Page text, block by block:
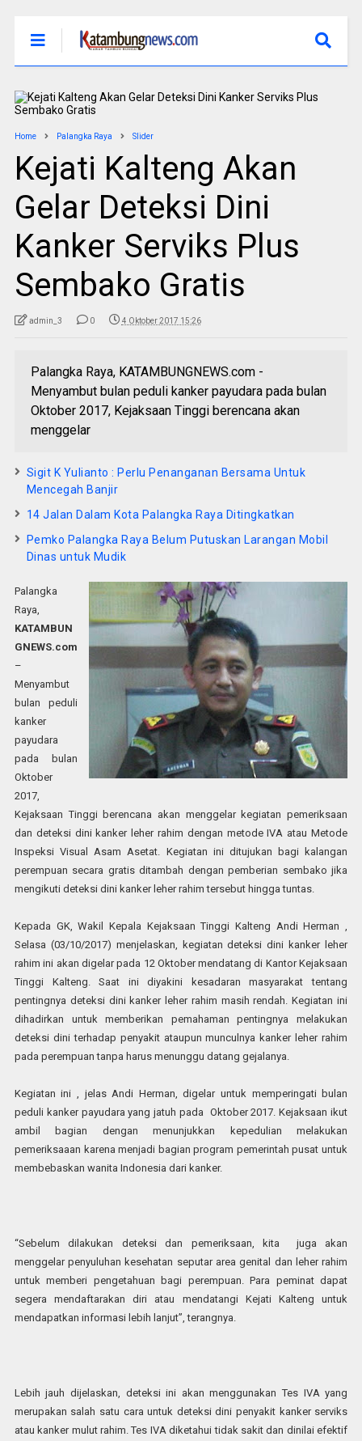
Home Palangka Raya Slider
Kejati Kalteng Akan
Gelar Deteksi Dini
Kanker Serviks Plus
Sembako Gratis
admin_3 0 4 Oktober 2017 15:26
Palangka Raya, KATAMBUNGNEWS.com -
Menyambut bulan peduli kanker payudara pada bulan
Oktober 2017, Kejaksaan Tinggi berencana akan
menggelar
Sigit K Yulianto : Perlu Penanganan Bersama Untuk
Mencegah Banjir
14 Jalan Dalam Kota Palangka Raya Ditingkatkan
Pemko Palangka Raya Belum Putuskan Larangan Mobil
Dinas untuk Mudik
Palangka
Raya,
KATAMBUN
GNEWS.com
–
Menyambut
bulan peduli
kanker
payudara
pada bulan
Oktober
2017,
Kejaksaan Tinggi berencana akan menggelar kegiatan pemeriksaan
dan deteksi dini kanker leher rahim dengan metode IVA atau Metode
Inspeksi Visual Asam Asetat. Kegiatan ini ditujukan bagi kalangan
perempuan secara gratis ditambah dengan pemberian sembako jika
mengikuti deteksi dini kanker leher rahim tersebut hingga tuntas.
Kepada GK, Wakil Kepala Kejaksaan Tinggi Kalteng Andi Herman ,
Selasa (03/10/2017) menjelaskan, kegiatan deteksi dini kanker leher
rahim ini akan digelar pada 12 Oktober mendatang di Kantor Kejaksaan
Tinggi Kalteng. Saat ini diyakini kesadaran masyarakat tentang
pentingnya deteksi dini kanker leher rahim masih rendah. Kegiatan ini
dihadirkan untuk memberikan pemahaman pentingnya melakukan
deteksi dini terhadap penyakit ataupun munculnya kanker leher rahim
pada perempuan tanpa harus menunggu datang gejalanya.
Kegiatan ini , jelas Andi Herman, digelar untuk memperingati bulan
peduli kanker payudara yang jatuh pada Oktober 2017. Kejaksaan ikut
ambil bagian dengan menunjukkan kepedulian melakukan
pemeriksaaan karena menjadi bagian program pemerintah pusat untuk
membebaskan wanita Indonesia dari kanker.
“Sebelum dilakukan deteksi dan pemeriksaan, kita juga akan
menggelar penyuluhan kesehatan seputar area genital dan leher rahim
untuk memberi pengetahuan bagi perempuan. Para peminat dapat
segera mendaftarakan diri atau mendatangi Kejati Kalteng untuk
mendapatkan informasi lebih lanjut”, terangnya.
Lebih jauh dijelaskan, deteksi ini akan menggunakan Tes IVA yang
merupakan salah satu cara untuk deteksi dini penyakit kanker serviks
atau kanker mulut rahim. Tes IVA diketahui tidak sakit dan dinilai efektif